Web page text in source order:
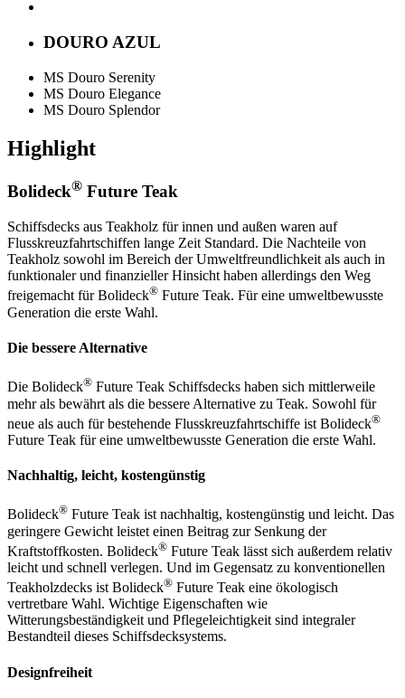
DOURO AZUL
MS Douro Serenity
MS Douro Elegance
MS Douro Splendor
Highlight
Bolideck® Future Teak
Schiffsdecks aus Teakholz für innen und außen waren auf
Flusskreuzfahrtschiffen lange Zeit Standard. Die Nachteile von
Teakholz sowohl im Bereich der Umweltfreundlichkeit als auch in
funktionaler und finanzieller Hinsicht haben allerdings den Weg
freigemacht für Bolideck® Future Teak. Für eine umweltbewusste
Generation die erste Wahl.
Die bessere Alternative
Die Bolideck® Future Teak Schiffsdecks haben sich mittlerweile
mehr als bewährt als die bessere Alternative zu Teak. Sowohl für
neue als auch für bestehende Flusskreuzfahrtschiffe ist Bolideck®
Future Teak für eine umweltbewusste Generation die erste Wahl.
Nachhaltig, leicht, kostengünstig
Bolideck® Future Teak ist nachhaltig, kostengünstig und leicht. Das
geringere Gewicht leistet einen Beitrag zur Senkung der
Kraftstoffkosten. Bolideck® Future Teak lässt sich außerdem relativ
leicht und schnell verlegen. Und im Gegensatz zu konventionellen
Teakholzdecks ist Bolideck® Future Teak eine ökologisch
vertretbare Wahl. Wichtige Eigenschaften wie
Witterungsbeständigkeit und Pflegeleichtigkeit sind integraler
Bestandteil dieses Schiffsdecksystems.
Designfreiheit